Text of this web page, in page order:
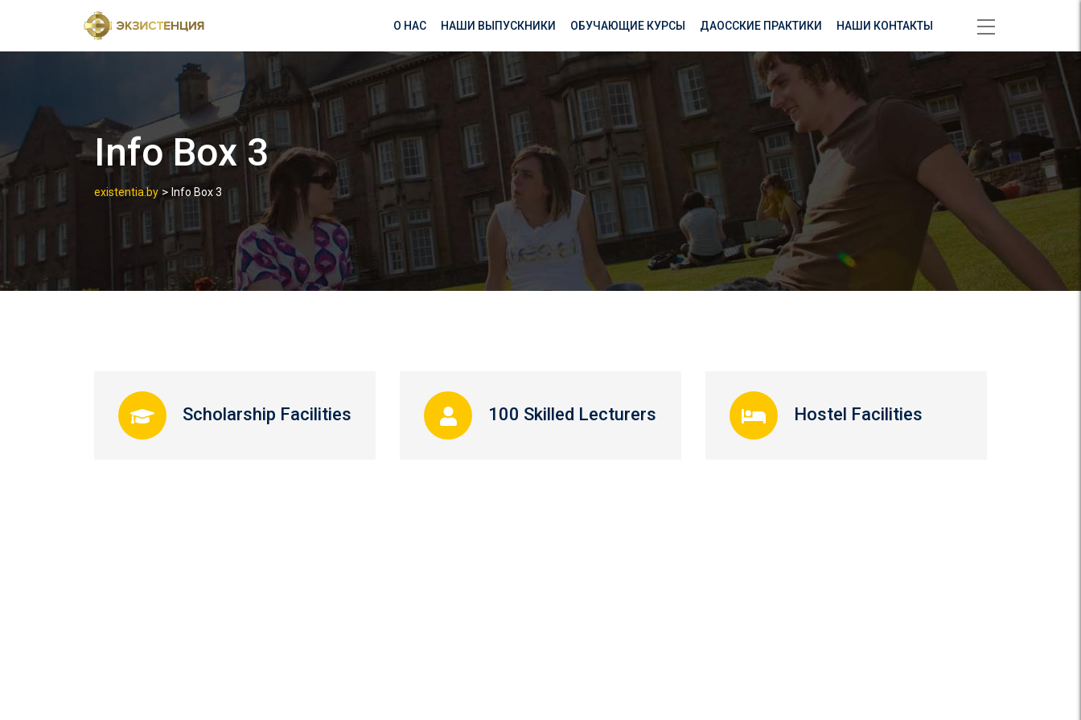
content
О НАС НАШИ ВЫПУСКНИКИ ОБУЧАЮЩИЕ КУРСЫ ДАОССКИЕ ПРАКТИКИ НАШИ КОНТАКТЫ
Info Box 3
existentia.by > Info Box 3
Scholarship Facilities 100 Skilled Lecturers Hostel Facilities